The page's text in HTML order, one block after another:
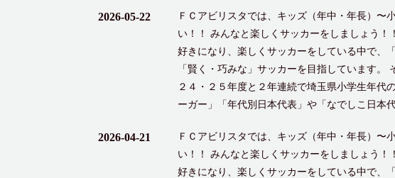
2026-05-22
ＦＣアビリスタでは、キッズ（年中・年長）〜
い！！ みんなと楽しくサッカーをしましょう
好きになり、楽しくサッカーをしている中で、
「賢く・巧みな」サッカーを目指しています
２４・２５年度と２年連続で埼玉県小学生年代
ーガー」「年代別日本代表」や「なでしこ日本
2026-04-21
ＦＣアビリスタでは、キッズ（年中・年長）〜
い！！ みんなと楽しくサッカーをしましょう
好きになり、楽しくサッカーをしている中で、